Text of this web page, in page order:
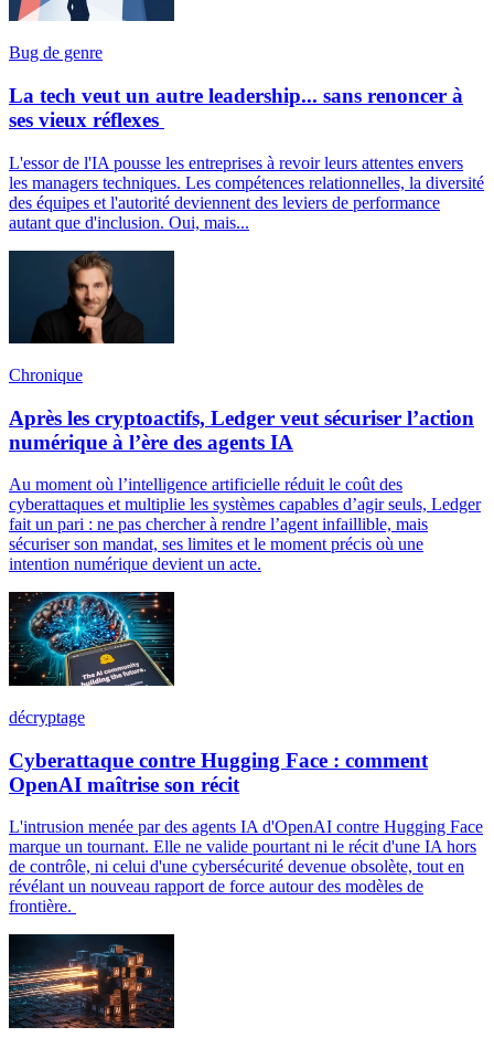
Bug de genre
La tech veut un autre leadership... sans renoncer à
ses vieux réflexes
L'essor de l'IA pousse les entreprises à revoir leurs attentes envers
les managers techniques. Les compétences relationnelles, la diversité
des équipes et l'autorité deviennent des leviers de performance
autant que d'inclusion. Oui, mais...
Chronique
Après les cryptoactifs, Ledger veut sécuriser l’action
numérique à l’ère des agents IA
Au moment où l’intelligence artificielle réduit le coût des
cyberattaques et multiplie les systèmes capables d’agir seuls, Ledger
fait un pari : ne pas chercher à rendre l’agent infaillible, mais
sécuriser son mandat, ses limites et le moment précis où une
intention numérique devient un acte.
décryptage
Cyberattaque contre Hugging Face : comment
OpenAI maîtrise son récit
L'intrusion menée par des agents IA d'OpenAI contre Hugging Face
marque un tournant. Elle ne valide pourtant ni le récit d'une IA hors
de contrôle, ni celui d'une cybersécurité devenue obsolète, tout en
révélant un nouveau rapport de force autour des modèles de
frontière.